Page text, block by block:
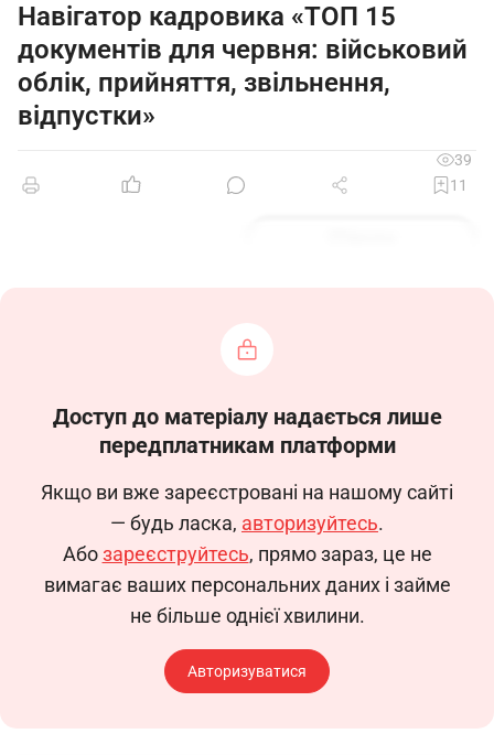
Навігатор кадровика «ТОП 15
документів для червня: військовий
облік, прийняття, звільнення,
відпустки»
39
11
Доступ до матеріалу надається лише
передплатникам платформи
Якщо ви вже зареєстровані на нашому сайті
— будь ласка, авторизуйтесь.
Абозареєструйтесь, прямо зараз, це не
вимагає ваших персональних даних і займе
не більше однієї хвилини.
Авторизуватися